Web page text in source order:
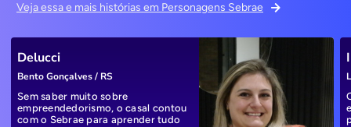
Veja essa e mais histórias em Personagens Sebrae
Delucci
Bento Gonçalves / RS
Sem saber muito sobre
empreendedorismo, o casal contou
com o Sebrae para aprender tudo